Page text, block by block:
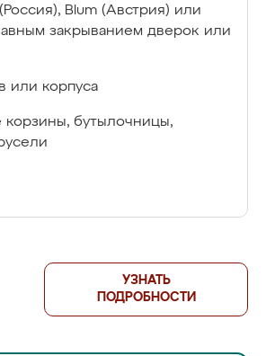
Blum (Австрия) или
закрыванием дверок или
или корпуса
корзины, бутылочницы,
УЗНАТЬ
ПОДРОБНОСТИ